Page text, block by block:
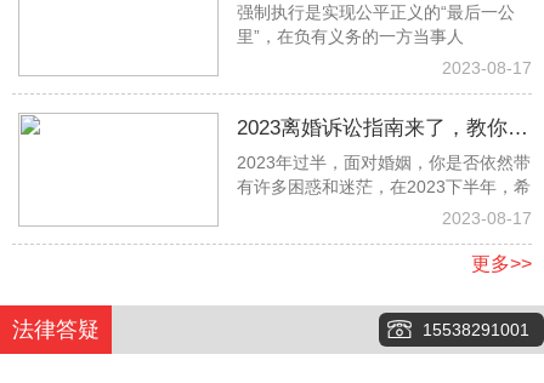
意的事项？
强制执行是实现公平正义的“最后一公
里”，在负有义务的一方当事人
2023-08-17
2023离婚诉讼指南来了，教你少
走冤枉路！建议收藏→
2023年过半，面对婚姻，你是否依然带
有许多困惑和迷茫，在2023下半年，希
2023-08-17
更多>>
法律答疑 15538291001